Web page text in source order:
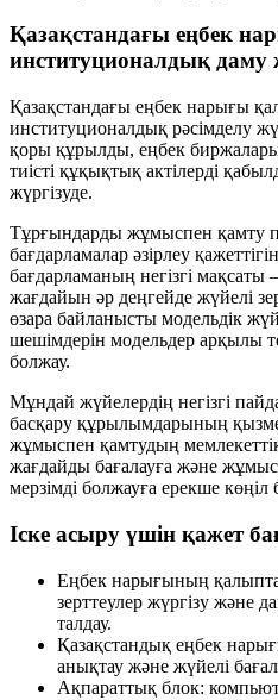
Қазақстандағы еңбек
институционалдық даму
Қазақстандағы еңбек нарығы
институционалдық рәсімделу
қоры құрылды, еңбек биржалары
тиісті құқықтық актілерді
жүргізуде.
Тұрғындарды жұмыспен қамту
бағдарламалар әзірлеу
бағдарламаның негізгі
жағдайын әр деңгейде жүйелі
өзара байланысты модельдік
шешімдерін модельдер арқылы
болжау.
Мұндай жүйелердің негізгі
басқару құрылымдарының
жұмыспен қамтудың
жағдайды бағалауға және
мерзімді болжауға ерекше көңіл
Іске асыру үшін қажет
Еңбек нарығының
зерттеулер жүргізу және
талдау.
Қазақстандық еңбек
анықтау және жүйелі
Ақпараттық блок: